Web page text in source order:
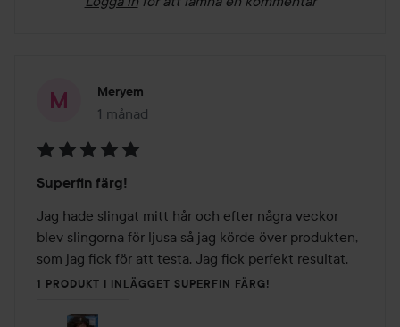
Meryem
1 månad
Inlägget skapades 1 månad
5
av
5
Superfin färg!
Jag hade slingat mitt hår och efter några veckor
blev slingorna för ljusa så jag körde över produkten,
som jag fick för att testa. Jag fick perfekt resultat.
1 PRODUKT I INLÄGGET SUPERFIN FÄRG!